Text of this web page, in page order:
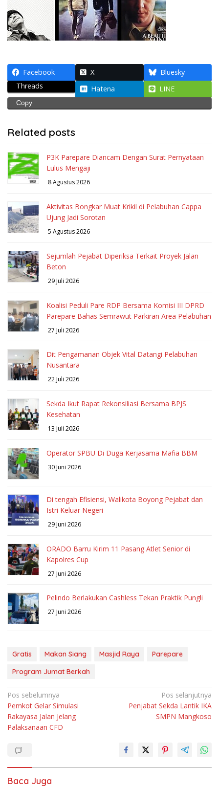
Facebook X
Bluesky
Threads
Hatena LINE
Copy
Related posts
P3K Parepare Diancam Dengan Surat Pernyataan
Lulus Mengaji
8 Agustus 2026
Aktivitas Bongkar Muat Krikil di Pelabuhan Cappa
Ujung Jadi Sorotan
5 Agustus 2026
Sejumlah Pejabat Diperiksa Terkait Proyek Jalan
Beton
29 Juli 2026
Koalisi Peduli Pare RDP Bersama Komisi III DPRD
Parepare Bahas Semrawut Parkiran Area Pelabuhan
27 Juli 2026
Dit Pengamanan Objek Vital Datangi Pelabuhan
Nusantara
22 Juli 2026
Sekda Ikut Rapat Rekonsiliasi Bersama BPJS
Kesehatan
13 Juli 2026
Operator SPBU Di Duga Kerjasama Mafia BBM
30 Juni 2026
Di tengah Efisiensi, Walikota Boyong Pejabat dan
Istri Keluar Negeri
29 Juni 2026
ORADO Barru Kirim 11 Pasang Atlet Senior di
Kapolres Cup
27 Juni 2026
Pelindo Berlakukan Cashless Tekan Praktik Pungli
27 Juni 2026
Gratis Makan Siang Masjid Raya
Parepare
Program Jumat Berkah
Navigasi
pos
Pos sebelumnya
Pemkot Gelar Simulasi
Rakayasa Jalan Jelang
Palaksanaan CFD
Pos selanjutnya
Penjabat Sekda Lantik IKA
SMPN Mangkoso
Baca Juga